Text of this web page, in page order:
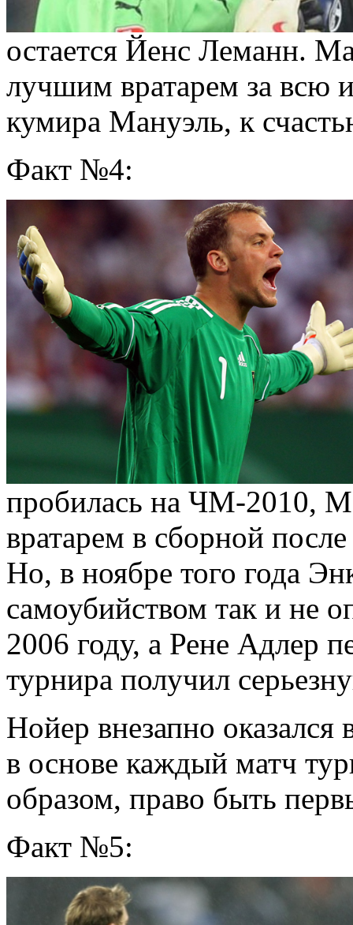
остается Йенс Леманн.
лучшим вратарем за всю
кумира Мануэль, к
Факт №4:
пробилась на ЧМ-2010,
вратарем в сборной
Но, в ноябре того года
самоубийством так и не
2006 году, а Рене Адлер
турнира получил
Нойер внезапно
в основе каждый матч
образом, право быть
Факт №5: